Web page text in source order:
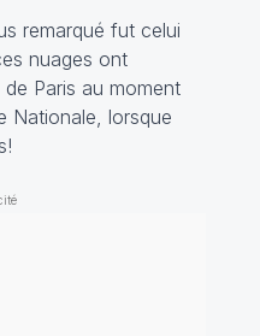
remarqué fut celui
nuages ont
Paris au moment
Nationale, lorsque